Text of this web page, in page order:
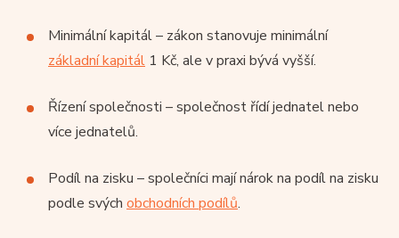
Minimální kapitál – zákon stanovuje minimální
základní kapitál 1 Kč, ale v praxi bývá vyšší.
Řízení společnosti – společnost řídí jednatel nebo
více jednatelů.
Podíl na zisku – společníci mají nárok na podíl na zisku
podle svých obchodních podílů.